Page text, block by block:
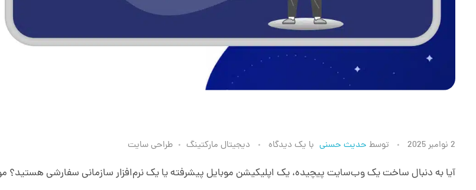
ب
ه
2 نوامبر 2025 توسط حدیث حسنی با یک دیدگاه دیجیتال مارکتینگ طراحی سایت
آیا به دنبال ساخت یک وب‌سایت پیچیده، یک اپلیکیشن موبایل پیشرفته یا یک نرم‌افزار سازمانی سفارشی هستید؟